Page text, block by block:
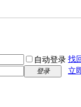
自动登录 找
登录
立